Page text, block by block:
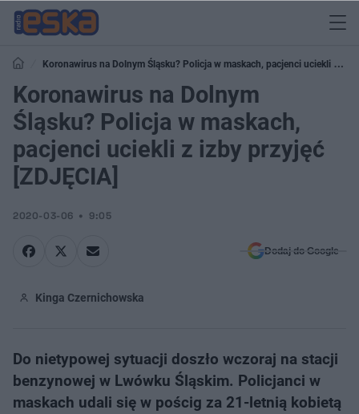
Koronawirus na Dolnym Śląsku? Policja w maskach, pacjenci uciekli z
izby przyjęć [ZDJĘCIA]
Koronawirus na Dolnym
Śląsku? Policja w maskach,
pacjenci uciekli z izby przyjęć
[ZDJĘCIA]
2020-03-06 9:05
Dodaj do Google
Kinga Czernichowska
Do nietypowej sytuacji doszło wczoraj na stacji
benzynowej w Lwówku Śląskim. Policjanci w
maskach udali się w pościg za 21-letnią kobietą